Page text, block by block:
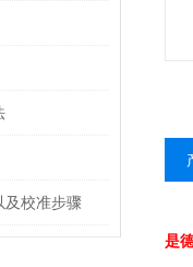
及校准步骤
是